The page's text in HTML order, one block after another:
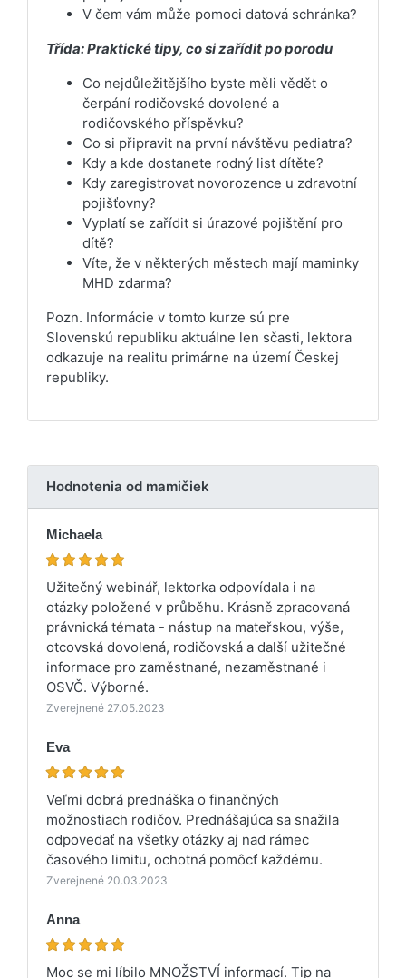
V čem vám může pomoci datová schránka?
Třída: Praktické tipy, co si zařídit po porodu
Co nejdůležitějšího byste měli vědět o
čerpání rodičovské dovolené a
rodičovského příspěvku?
Co si připravit na první návštěvu pediatra?
Kdy a kde dostanete rodný list dítěte?
Kdy zaregistrovat novorozence u zdravotní
pojišťovny?
Vyplatí se zařídit si úrazové pojištění pro
dítě?
Víte, že v některých městech mají maminky
MHD zdarma?
Pozn. Informácie v tomto kurze sú pre
Slovenskú republiku aktuálne len sčasti, lektora
odkazuje na realitu primárne na území Českej
republiky.
Hodnotenia od mamičiek
Michaela
Užitečný webinář, lektorka odpovídala i na
otázky položené v průběhu. Krásně zpracovaná
právnická témata - nástup na mateřskou, výše,
otcovská dovolená, rodičovská a další užitečné
informace pro zaměstnané, nezaměstnané i
OSVČ. Výborné.
Zverejnené 27.05.2023
Eva
Veľmi dobrá prednáška o finančných
možnostiach rodičov. Prednášajúca sa snažila
odpovedať na všetky otázky aj nad rámec
časového limitu, ochotná pomôcť každému.
Zverejnené 20.03.2023
Anna
Moc se mi líbilo MNOŽSTVÍ informací. Tip na